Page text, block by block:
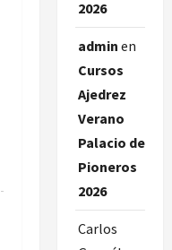
2026
admin en
Cursos
Ajedrez
Verano
Palacio de
Pioneros
2026
Carlos